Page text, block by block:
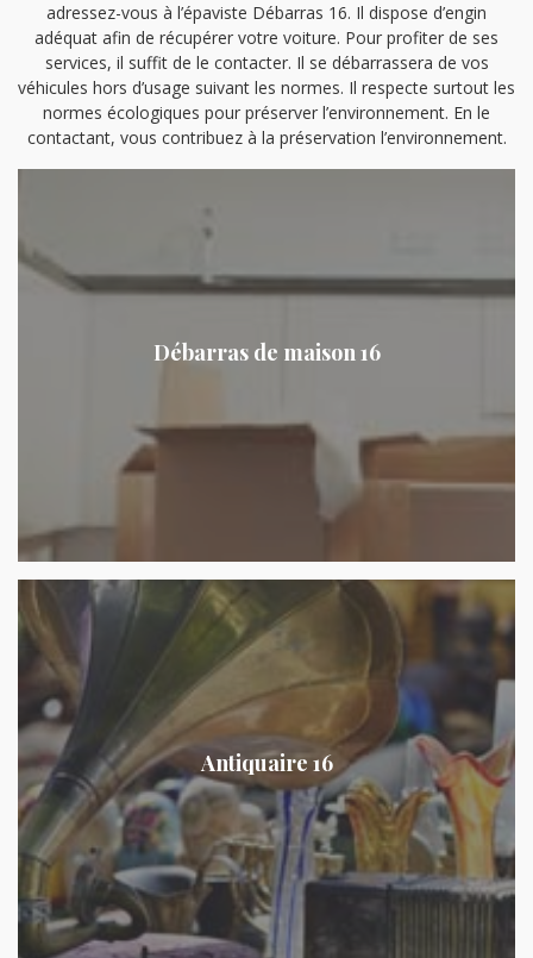
adressez-vous à l’épaviste Débarras 16. Il dispose d’engin
adéquat afin de récupérer votre voiture. Pour profiter de ses
services, il suffit de le contacter. Il se débarrassera de vos
véhicules hors d’usage suivant les normes. Il respecte surtout les
normes écologiques pour préserver l’environnement. En le
contactant, vous contribuez à la préservation l’environnement.
Débarras de maison 16
Antiquaire 16